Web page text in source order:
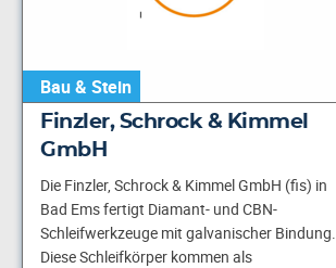
Bau & Stein
Finzler, Schrock & Kimmel
GmbH
Die Finzler, Schrock & Kimmel GmbH (fis) in
Bad Ems fertigt Diamant- und CBN-
Schleifwerkzeuge mit galvanischer Bindung.
Diese Schleifkörper kommen als